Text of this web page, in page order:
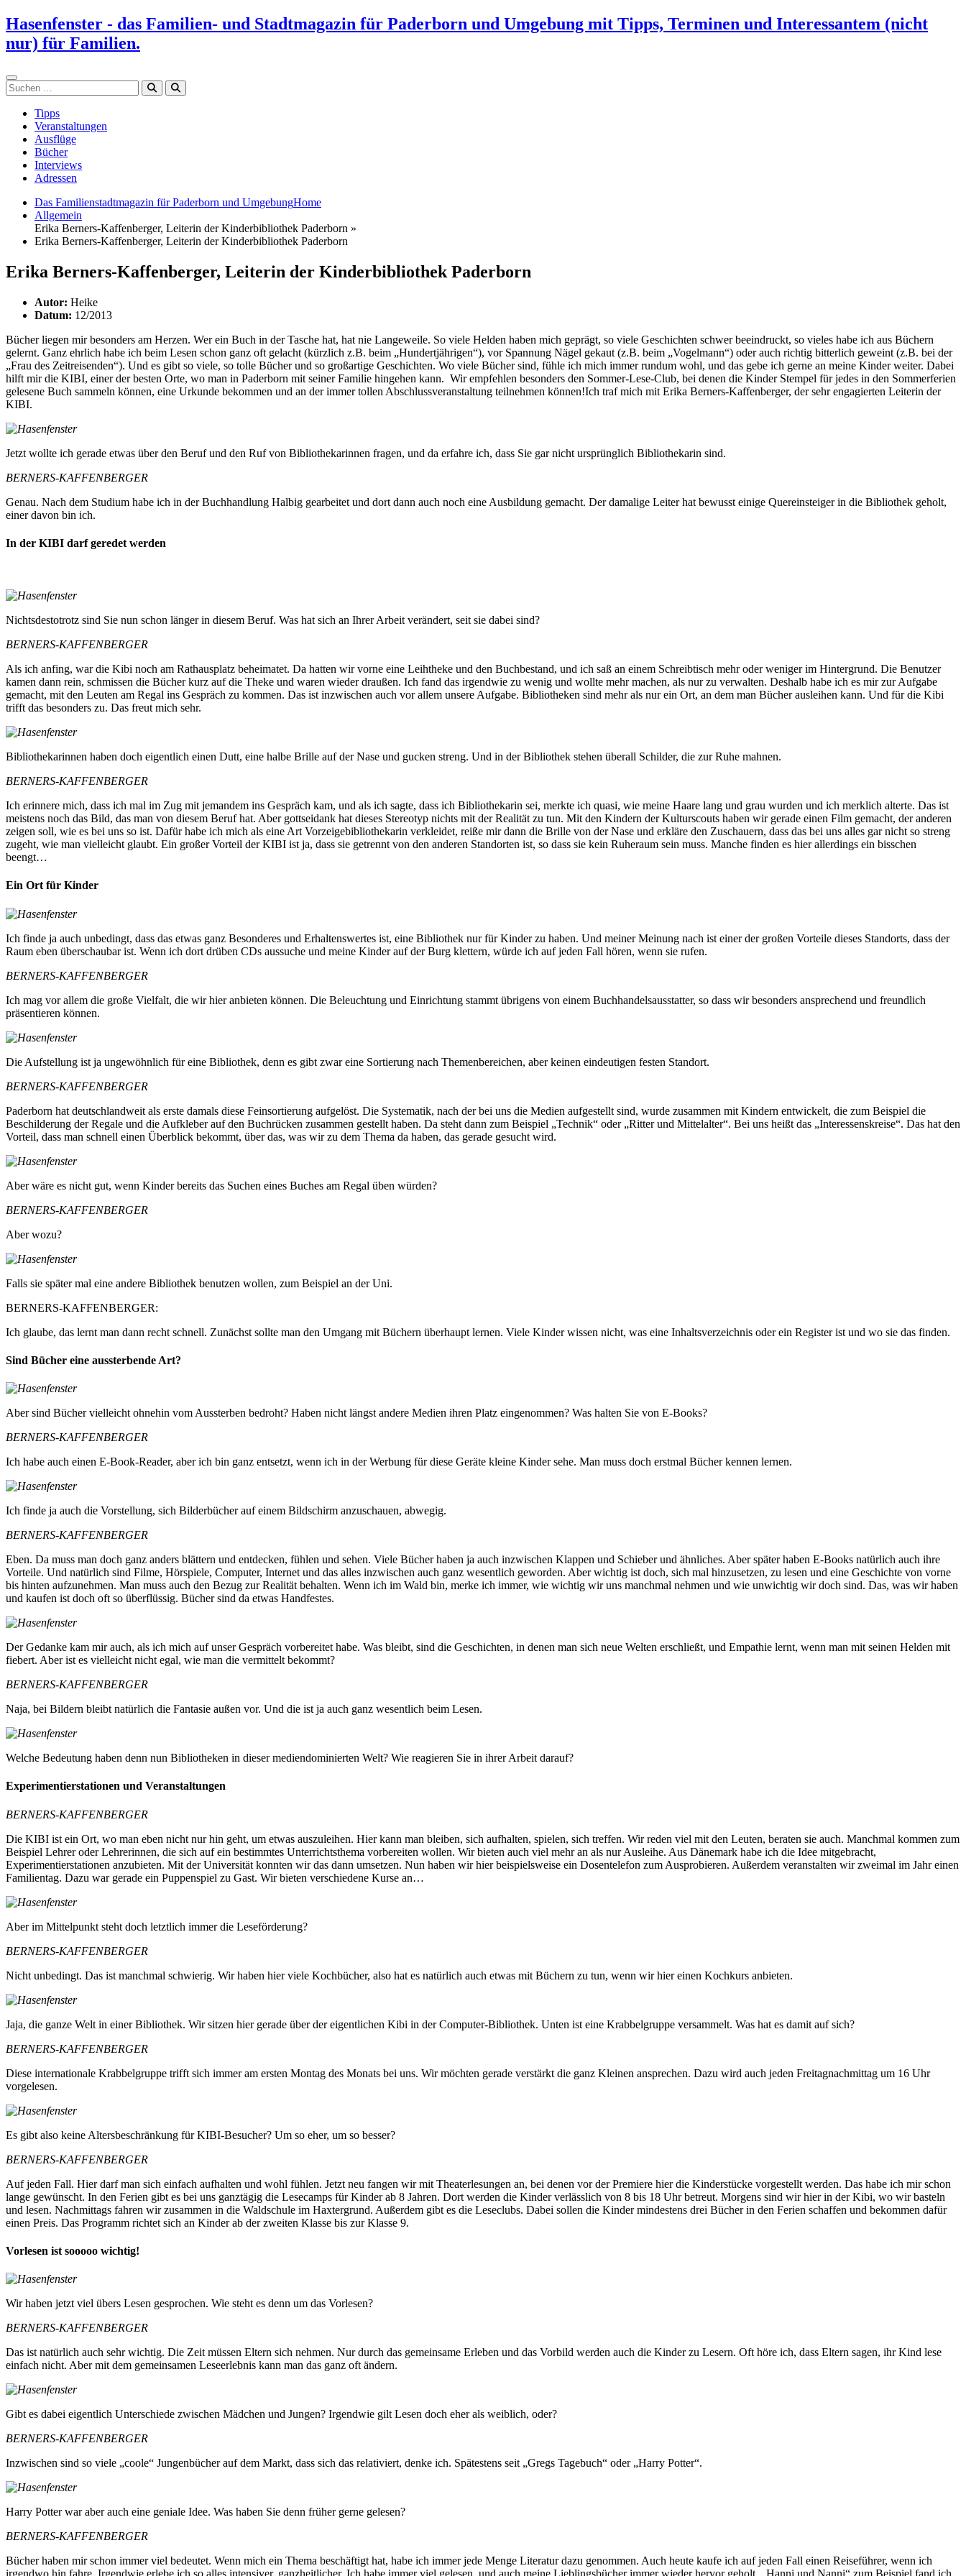
Zum
Inhalt
springen
Hasenfenster - das Familien- und Stadtmagazin für Paderborn und Umgebung mit Tipps, Terminen und Interessantem (nicht
nur) für Familien.
Suchen
Tipps
Veranstaltungen
Ausflüge
Bücher
Interviews
Adressen
Das Familienstadtmagazin für Paderborn und UmgebungHome
Allgemein
Erika Berners-Kaffenberger, Leiterin der Kinderbibliothek Paderborn »
Erika Berners-Kaffenberger, Leiterin der Kinderbibliothek Paderborn
Erika Berners-Kaffenberger, Leiterin der Kinderbibliothek Paderborn
Autor: Heike
Datum: 12/2013
Bücher liegen mir besonders am Herzen. Wer ein Buch in der Tasche hat, hat nie Langeweile. So viele Helden haben mich geprägt, so viele Geschichten schwer beeindruckt, so vieles habe ich aus Büchern
gelernt. Ganz ehrlich habe ich beim Lesen schon ganz oft gelacht (kürzlich z.B. beim „Hundertjährigen“), vor Spannung Nägel gekaut (z.B. beim „Vogelmann“) oder auch richtig bitterlich geweint (z.B. bei der
„Frau des Zeitreisenden“). Und es gibt so viele, so tolle Bücher und so großartige Geschichten. Wo viele Bücher sind, fühle ich mich immer rundum wohl, und das gebe ich gerne an meine Kinder weiter. Dabei
hilft mir die KIBI, einer der besten Orte, wo man in Paderborn mit seiner Familie hingehen kann. Wir empfehlen besonders den Sommer-Lese-Club, bei denen die Kinder Stempel für jedes in den Sommerferien
gelesene Buch sammeln können, eine Urkunde bekommen und an der immer tollen Abschlussveranstaltung teilnehmen können!Ich traf mich mit Erika Berners-Kaffenberger, der sehr engagierten Leiterin der
KIBI.
Jetzt wollte ich gerade etwas über den Beruf und den Ruf von Bibliothekarinnen fragen, und da erfahre ich, dass Sie gar nicht ursprünglich Bibliothekarin sind.
BERNERS-KAFFENBERGER
Genau. Nach dem Studium habe ich in der Buchhandlung Halbig gearbeitet und dort dann auch noch eine Ausbildung gemacht. Der damalige Leiter hat bewusst einige Quereinsteiger in die Bibliothek geholt,
einer davon bin ich.
In der KIBI darf geredet werden
Nichtsdestotrotz sind Sie nun schon länger in diesem Beruf. Was hat sich an Ihrer Arbeit verändert, seit sie dabei sind?
BERNERS-KAFFENBERGER
Als ich anfing, war die Kibi noch am Rathausplatz beheimatet. Da hatten wir vorne eine Leihtheke und den Buchbestand, und ich saß an einem Schreibtisch mehr oder weniger im Hintergrund. Die Benutzer
kamen dann rein, schmissen die Bücher kurz auf die Theke und waren wieder draußen. Ich fand das irgendwie zu wenig und wollte mehr machen, als nur zu verwalten. Deshalb habe ich es mir zur Aufgabe
gemacht, mit den Leuten am Regal ins Gespräch zu kommen. Das ist inzwischen auch vor allem unsere Aufgabe. Bibliotheken sind mehr als nur ein Ort, an dem man Bücher ausleihen kann. Und für die Kibi
trifft das besonders zu. Das freut mich sehr.
Bibliothekarinnen haben doch eigentlich einen Dutt, eine halbe Brille auf der Nase und gucken streng. Und in der Bibliothek stehen überall Schilder, die zur Ruhe mahnen.
BERNERS-KAFFENBERGER
Ich erinnere mich, dass ich mal im Zug mit jemandem ins Gespräch kam, und als ich sagte, dass ich Bibliothekarin sei, merkte ich quasi, wie meine Haare lang und grau wurden und ich merklich alterte. Das ist
meistens noch das Bild, das man von diesem Beruf hat. Aber gottseidank hat dieses Stereotyp nichts mit der Realität zu tun. Mit den Kindern der Kulturscouts haben wir gerade einen Film gemacht, der anderen
zeigen soll, wie es bei uns so ist. Dafür habe ich mich als eine Art Vorzeigebibliothekarin verkleidet, reiße mir dann die Brille von der Nase und erkläre den Zuschauern, dass das bei uns alles gar nicht so streng
zugeht, wie man vielleicht glaubt. Ein großer Vorteil der KIBI ist ja, dass sie getrennt von den anderen Standorten ist, so dass sie kein Ruheraum sein muss. Manche finden es hier allerdings ein bisschen
beengt…
Ein Ort für Kinder
Ich finde ja auch unbedingt, dass das etwas ganz Besonderes und Erhaltenswertes ist, eine Bibliothek nur für Kinder zu haben. Und meiner Meinung nach ist einer der großen Vorteile dieses Standorts, dass der
Raum eben überschaubar ist. Wenn ich dort drüben CDs aussuche und meine Kinder auf der Burg klettern, würde ich auf jeden Fall hören, wenn sie rufen.
BERNERS-KAFFENBERGER
Ich mag vor allem die große Vielfalt, die wir hier anbieten können. Die Beleuchtung und Einrichtung stammt übrigens von einem Buchhandelsausstatter, so dass wir besonders ansprechend und freundlich
präsentieren können.
Die Aufstellung ist ja ungewöhnlich für eine Bibliothek, denn es gibt zwar eine Sortierung nach Themenbereichen, aber keinen eindeutigen festen Standort.
BERNERS-KAFFENBERGER
Paderborn hat deutschlandweit als erste damals diese Feinsortierung aufgelöst. Die Systematik, nach der bei uns die Medien aufgestellt sind, wurde zusammen mit Kindern entwickelt, die zum Beispiel die
Beschilderung der Regale und die Aufkleber auf den Buchrücken zusammen gestellt haben. Da steht dann zum Beispiel „Technik“ oder „Ritter und Mittelalter“. Bei uns heißt das „Interessenskreise“. Das hat den
Vorteil, dass man schnell einen Überblick bekommt, über das, was wir zu dem Thema da haben, das gerade gesucht wird.
Aber wäre es nicht gut, wenn Kinder bereits das Suchen eines Buches am Regal üben würden?
BERNERS-KAFFENBERGER
Aber wozu?
Falls sie später mal eine andere Bibliothek benutzen wollen, zum Beispiel an der Uni.
BERNERS-KAFFENBERGER:
Ich glaube, das lernt man dann recht schnell. Zunächst sollte man den Umgang mit Büchern überhaupt lernen. Viele Kinder wissen nicht, was eine Inhaltsverzeichnis oder ein Register ist und wo sie das finden.
Sind Bücher eine aussterbende Art?
Aber sind Bücher vielleicht ohnehin vom Aussterben bedroht? Haben nicht längst andere Medien ihren Platz eingenommen? Was halten Sie von E-Books?
BERNERS-KAFFENBERGER
Ich habe auch einen E-Book-Reader, aber ich bin ganz entsetzt, wenn ich in der Werbung für diese Geräte kleine Kinder sehe. Man muss doch erstmal Bücher kennen lernen.
Ich finde ja auch die Vorstellung, sich Bilderbücher auf einem Bildschirm anzuschauen, abwegig.
BERNERS-KAFFENBERGER
Eben. Da muss man doch ganz anders blättern und entdecken, fühlen und sehen. Viele Bücher haben ja auch inzwischen Klappen und Schieber und ähnliches. Aber später haben E-Books natürlich auch ihre
Vorteile. Und natürlich sind Filme, Hörspiele, Computer, Internet und das alles inzwischen auch ganz wesentlich geworden. Aber wichtig ist doch, sich mal hinzusetzen, zu lesen und eine Geschichte von vorne
bis hinten aufzunehmen. Man muss auch den Bezug zur Realität behalten. Wenn ich im Wald bin, merke ich immer, wie wichtig wir uns manchmal nehmen und wie unwichtig wir doch sind. Das, was wir haben
und kaufen ist doch oft so überflüssig. Bücher sind da etwas Handfestes.
Der Gedanke kam mir auch, als ich mich auf unser Gespräch vorbereitet habe. Was bleibt, sind die Geschichten, in denen man sich neue Welten erschließt, und Empathie lernt, wenn man mit seinen Helden mit
fiebert. Aber ist es vielleicht nicht egal, wie man die vermittelt bekommt?
BERNERS-KAFFENBERGER
Naja, bei Bildern bleibt natürlich die Fantasie außen vor. Und die ist ja auch ganz wesentlich beim Lesen.
Welche Bedeutung haben denn nun Bibliotheken in dieser mediendominierten Welt? Wie reagieren Sie in ihrer Arbeit darauf?
Experimentierstationen und Veranstaltungen
BERNERS-KAFFENBERGER
Die KIBI ist ein Ort, wo man eben nicht nur hin geht, um etwas auszuleihen. Hier kann man bleiben, sich aufhalten, spielen, sich treffen. Wir reden viel mit den Leuten, beraten sie auch. Manchmal kommen zum
Beispiel Lehrer oder Lehrerinnen, die sich auf ein bestimmtes Unterrichtsthema vorbereiten wollen. Wir bieten auch viel mehr an als nur Ausleihe. Aus Dänemark habe ich die Idee mitgebracht,
Experimentierstationen anzubieten. Mit der Universität konnten wir das dann umsetzen. Nun haben wir hier beispielsweise ein Dosentelefon zum Ausprobieren. Außerdem veranstalten wir zweimal im Jahr einen
Familientag. Dazu war gerade ein Puppenspiel zu Gast. Wir bieten verschiedene Kurse an…
Aber im Mittelpunkt steht doch letztlich immer die Leseförderung?
BERNERS-KAFFENBERGER
Nicht unbedingt. Das ist manchmal schwierig. Wir haben hier viele Kochbücher, also hat es natürlich auch etwas mit Büchern zu tun, wenn wir hier einen Kochkurs anbieten.
Jaja, die ganze Welt in einer Bibliothek. Wir sitzen hier gerade über der eigentlichen Kibi in der Computer-Bibliothek. Unten ist eine Krabbelgruppe versammelt. Was hat es damit auf sich?
BERNERS-KAFFENBERGER
Diese internationale Krabbelgruppe trifft sich immer am ersten Montag des Monats bei uns. Wir möchten gerade verstärkt die ganz Kleinen ansprechen. Dazu wird auch jeden Freitagnachmittag um 16 Uhr
vorgelesen.
Es gibt also keine Altersbeschränkung für KIBI-Besucher? Um so eher, um so besser?
BERNERS-KAFFENBERGER
Auf jeden Fall. Hier darf man sich einfach aufhalten und wohl fühlen. Jetzt neu fangen wir mit Theaterlesungen an, bei denen vor der Premiere hier die Kinderstücke vorgestellt werden. Das habe ich mir schon
lange gewünscht. In den Ferien gibt es bei uns ganztägig die Lesecamps für Kinder ab 8 Jahren. Dort werden die Kinder verlässlich von 8 bis 18 Uhr betreut. Morgens sind wir hier in der Kibi, wo wir basteln
und lesen. Nachmittags fahren wir zusammen in die Waldschule im Haxtergrund. Außerdem gibt es die Leseclubs. Dabei sollen die Kinder mindestens drei Bücher in den Ferien schaffen und bekommen dafür
einen Preis. Das Programm richtet sich an Kinder ab der zweiten Klasse bis zur Klasse 9.
Vorlesen ist sooooo wichtig!
Wir haben jetzt viel übers Lesen gesprochen. Wie steht es denn um das Vorlesen?
BERNERS-KAFFENBERGER
Das ist natürlich auch sehr wichtig. Die Zeit müssen Eltern sich nehmen. Nur durch das gemeinsame Erleben und das Vorbild werden auch die Kinder zu Lesern. Oft höre ich, dass Eltern sagen, ihr Kind lese
einfach nicht. Aber mit dem gemeinsamen Leseerlebnis kann man das ganz oft ändern.
Gibt es dabei eigentlich Unterschiede zwischen Mädchen und Jungen? Irgendwie gilt Lesen doch eher als weiblich, oder?
BERNERS-KAFFENBERGER
Inzwischen sind so viele „coole“ Jungenbücher auf dem Markt, dass sich das relativiert, denke ich. Spätestens seit „Gregs Tagebuch“ oder „Harry Potter“.
Harry Potter war aber auch eine geniale Idee. Was haben Sie denn früher gerne gelesen?
BERNERS-KAFFENBERGER
Bücher haben mir schon immer viel bedeutet. Wenn mich ein Thema beschäftigt hat, habe ich immer jede Menge Literatur dazu genommen. Auch heute kaufe ich auf jeden Fall einen Reiseführer, wenn ich